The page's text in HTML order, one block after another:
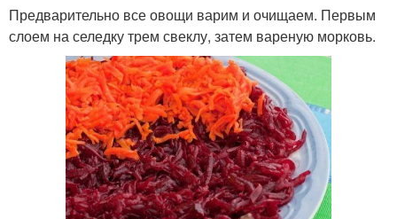
Предварительно все овощи варим и очищаем. Первым
слоем на селедку трем свеклу, затем вареную морковь.